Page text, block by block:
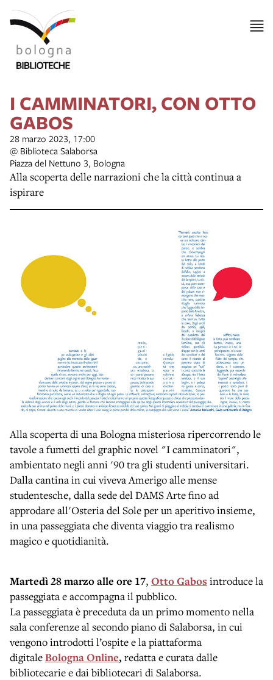
I CAMMINATORI, CON OTTO
GABOS
28 marzo 2023, 17:00
@ Biblioteca Salaborsa
Piazza del Nettuno 3, Bologna
Alla scoperta delle narrazioni che la città continua a
ispirare
Alla scoperta di una Bologna misteriosa ripercorrendo le
tavole a fumetti del graphic novel "I camminatori",
ambientato negli anni '90 tra gli studenti universitari.
Dalla cantina in cui viveva Amerigo alle mense
studentesche, dalla sede del DAMS Arte fino ad
approdare all'Osteria del Sole per un aperitivo insieme,
in una passeggiata che diventa viaggio tra realismo
magico e quotidianità.
Martedì 28 marzo alle ore 17, Otto Gabos introduce la
passeggiata e accompagna il pubblico.
La passeggiata è preceduta da un primo momento nella
sala conferenze al secondo piano di Salaborsa, in cui
vengono introdotti l’ospite e la piattaforma
digitaleBologna Online, redatta e curata dalle
bibliotecarie e dai bibliotecari di Salaborsa.